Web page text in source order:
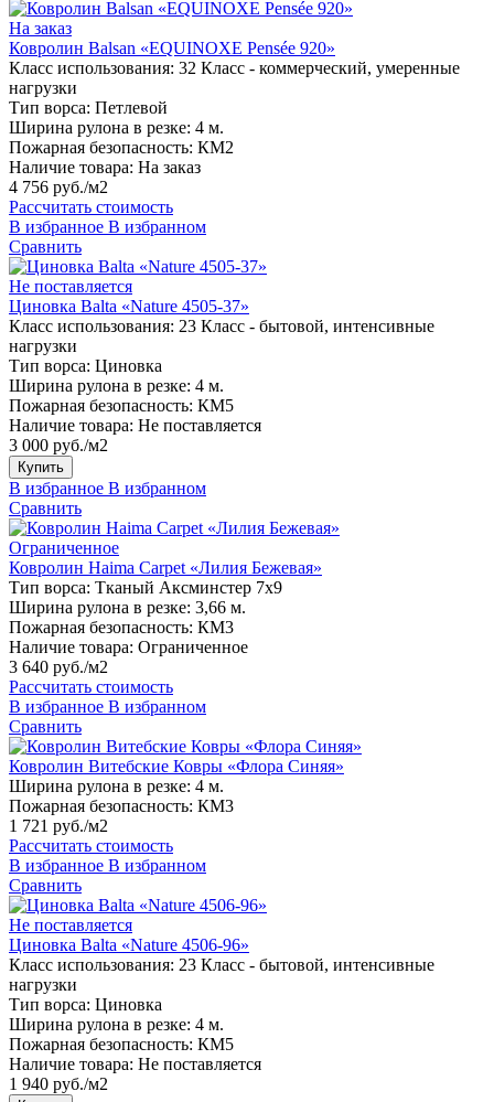
На заказ
Ковролин Balsan «EQUINOXE Pensée 920»
Класс использования: 32 Класс - коммерческий, умеренные
нагрузки
Тип ворса: Петлевой
Ширина рулона в резке: 4 м.
Пожарная безопасность: КМ2
Наличие товара: На заказ
4 756 руб./м2
Рассчитать стоимость
В избранное В избранном
Сравнить
Не поставляется
Циновка Balta «Nature 4505-37»
Класс использования: 23 Класс - бытовой, интенсивные
нагрузки
Тип ворса: Циновка
Ширина рулона в резке: 4 м.
Пожарная безопасность: КМ5
Наличие товара: Не поставляется
3 000 руб./м2
Купить
В избранное В избранном
Сравнить
Ограниченное
Ковролин Haima Carpet «Лилия Бежевая»
Тип ворса: Тканый Аксминстер 7х9
Ширина рулона в резке: 3,66 м.
Пожарная безопасность: КМ3
Наличие товара: Ограниченное
3 640 руб./м2
Рассчитать стоимость
В избранное В избранном
Сравнить
Ковролин Витебские Ковры «Флора Синяя»
Ширина рулона в резке: 4 м.
Пожарная безопасность: КМ3
1 721 руб./м2
Рассчитать стоимость
В избранное В избранном
Сравнить
Не поставляется
Циновка Balta «Nature 4506-96»
Класс использования: 23 Класс - бытовой, интенсивные
нагрузки
Тип ворса: Циновка
Ширина рулона в резке: 4 м.
Пожарная безопасность: КМ5
Наличие товара: Не поставляется
1 940 руб./м2